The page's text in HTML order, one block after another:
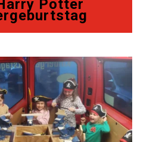
Potter